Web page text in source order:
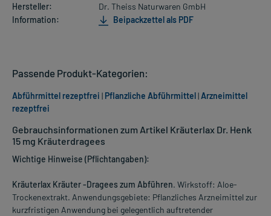
Hersteller:
Dr. Theiss Naturwaren GmbH
Information:
Beipackzettel als PDF
Gebrauchsinformationen zum Artikel Kräuterlax Dr. Henk
15 mg Kräuterdragees
Wichtige Hinweise (Pflichtangaben):
Kräuterlax Kräuter -Dragees zum Abführen. Wirkstoff: Aloe-
Trockenextrakt. Anwendungsgebiete: Pflanzliches Arzneimittel zur
kurzfristigen Anwendung bei gelegentlich auftretender
Passende Produkt-Kategorien:
Abführmittel rezeptfrei | Pflanzliche Abführmittel|Arzneimittel
rezeptfrei